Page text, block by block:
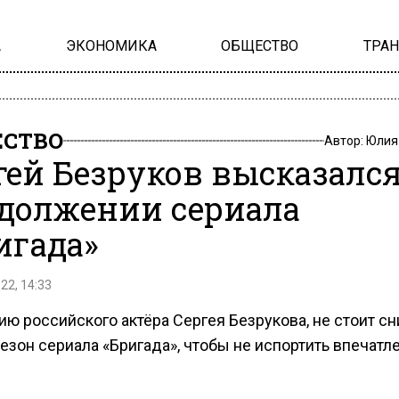
ЭКОНОМИКА ОБЩЕСТВО
Автор: Юлия
Безруков
сериала
14:33
российского актёра Сергея Безрукова, не стоит
сериала «Бригада», чтобы не испортить